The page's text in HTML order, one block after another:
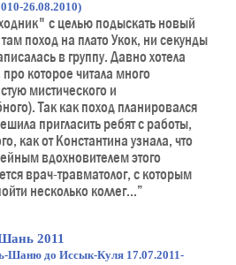
26.08.2010)
с целью подыскать новый
поход на плато Укок, ни секунды
в группу. Давно хотела
про которое читала много
мистического и
Так как поход планировался
пригласить ребят с работы,
как от Константина узнала, что
вдохновителем этого
врач-травматолог, с которым
несколько коллег...”
2011
Шаню до Иссык-Куля 17.07.2011-